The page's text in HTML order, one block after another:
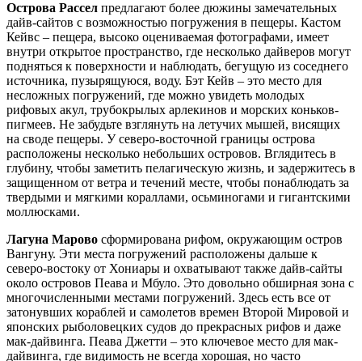
Острова Рассел предлагают более дюжины замечательных
дайв-сайтов с возможностью погружения в пещеры. Кастом
Кейвс – пещера, высоко оцениваемая фотографами, имеет
внутри открытое пространство, где несколько дайверов могут
подняться к поверхности и наблюдать, бегущую из соседнего
источника, пузырящуюся, воду. Бэт Кейв – это место для
несложных погружений, где можно увидеть молодых
рифовых акул, трубокрылых арлекинов и морских коньков-
пигмеев. Не забудьте взглянуть на летучих мышей, висящих
на своде пещеры. У северо-восточной границы острова
расположены несколько небольших островов. Вглядитесь в
глубину, чтобы заметить пелагическую жизнь, и задержитесь в
защищенном от ветра и течений месте, чтобы понаблюдать за
твердыми и мягкими кораллами, осьминогами и гигантскими
моллюсками.
Лагуна Марово сформирована рифом, окружающим остров
Вангуну. Эти места погружений расположены дальше к
северо-востоку от Хониары и охватывают также дайв-сайты
около островов Пеава и Мбуло. Это довольно обширная зона с
многочисленными местами погружений. Здесь есть все от
затонувших кораблей и самолетов времен Второй Мировой и
японских рыболовецких судов до прекрасных рифов и даже
мак-дайвинга. Пеава Джетти – это ключевое место для мак-
дайвинга, где видимость не всегда хорошая, но часто